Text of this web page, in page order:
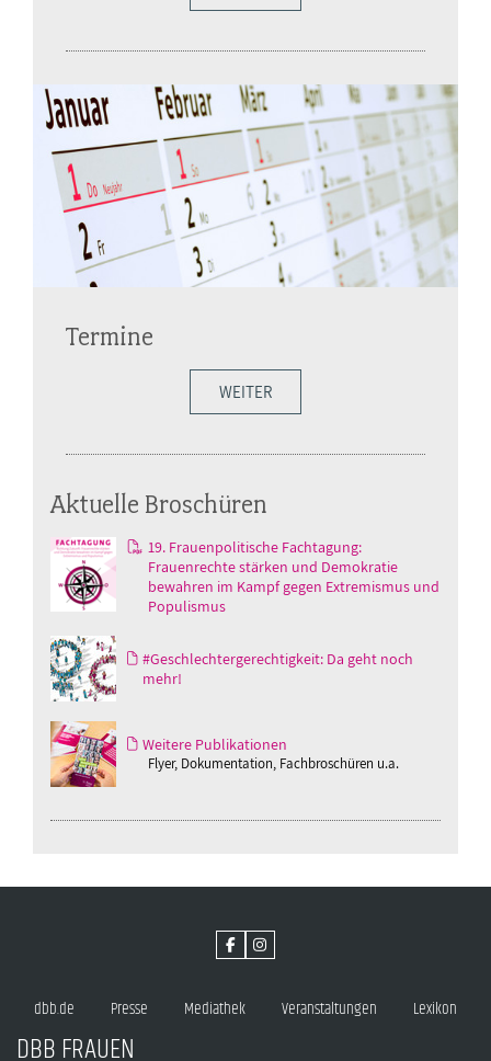
Termine
WEITER
Aktuelle Broschüren
19. Frauenpolitische Fachtagung:
Frauenrechte stärken und Demokratie
bewahren im Kampf gegen Extremismus und
Populismus
#Geschlechtergerechtigkeit: Da geht noch
mehr!
Weitere Publikationen
Flyer, Dokumentation, Fachbroschüren u.a.
dbb.de Presse Mediathek Veranstaltungen Lexikon
DBB FRAUEN